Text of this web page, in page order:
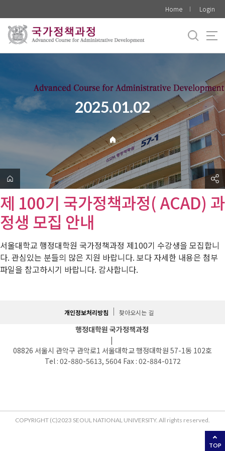
로
메
Home Login
2025.01.02
제 100기 국가정책과정( ACAD) 과
정생 모집 안내
서울대학교 행정대학원 국가정책과정 제100기 수강생을 모집합니
다. 관심있는 분들의 많은 지원 바랍니다. 보다 자세한 내용은 첨부
파일을 참고하시기 바랍니다. 감사합니다.
TOP
개인정보처리방침 찾아오시는 길
행정대학원 국가정책과정
|
08826 서울시 관악구 관악로1 서울대학교 행정대학원 57-1동 102호
Tel : 02-880-5613, 5604 Fax : 02-884-0172
COPYRIGHT (C)2023 SEOUL NATIONAL UNIVERSITY. All rights reserved.